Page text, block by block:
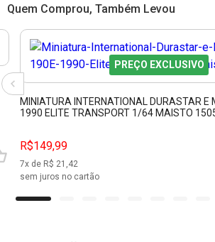
Quem Comprou, Também Levou
PREÇO EXCLUSIVO
MINIATURA INTERNATIONAL DURASTAR E
1990 ELITE TRANSPORT 1/64 MAISTO
R$149,99
7x de R$ 21,42
sem juros no cartão